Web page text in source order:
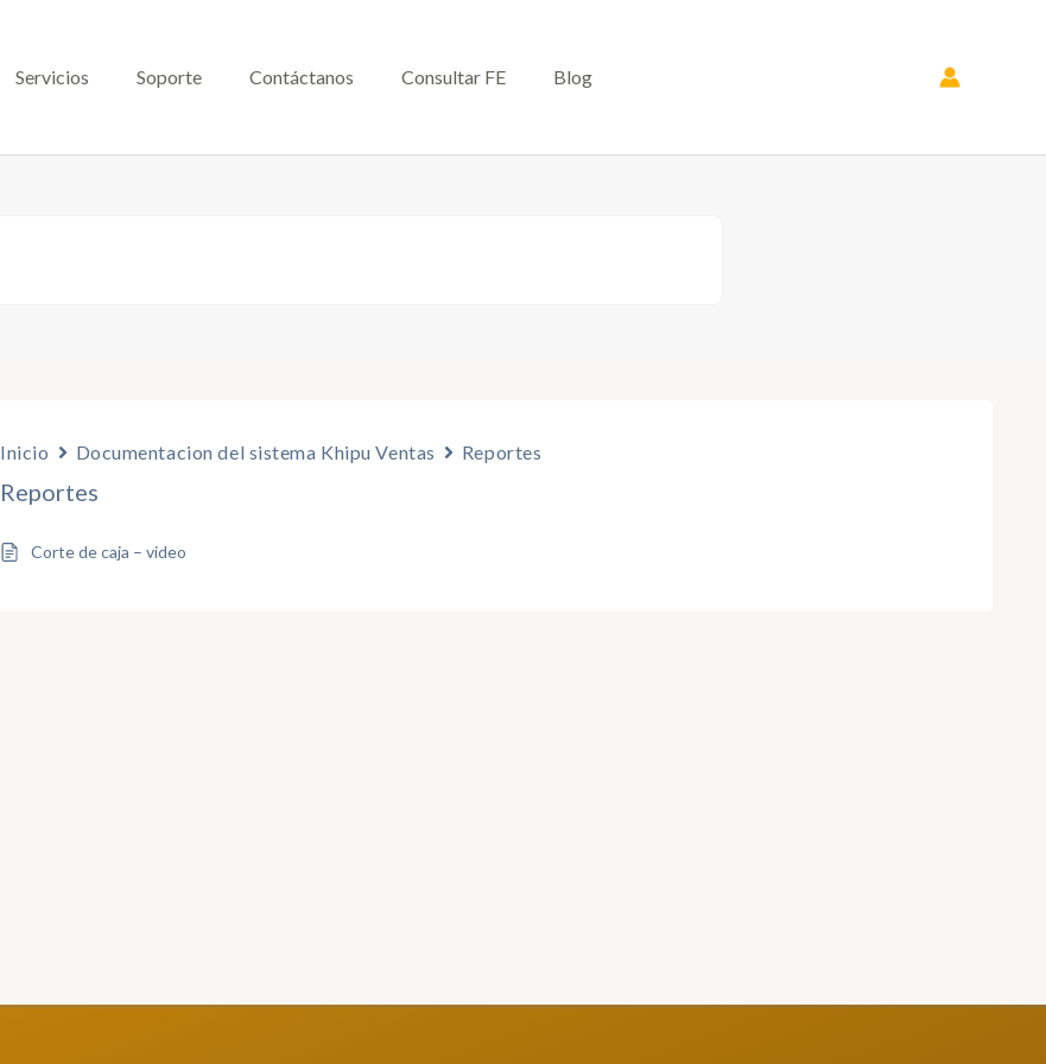
Servicios Soporte Contáctanos Consultar FE Blog
Inicio Documentacion del sistema Khipu Ventas Reportes
Reportes
Corte de caja – video